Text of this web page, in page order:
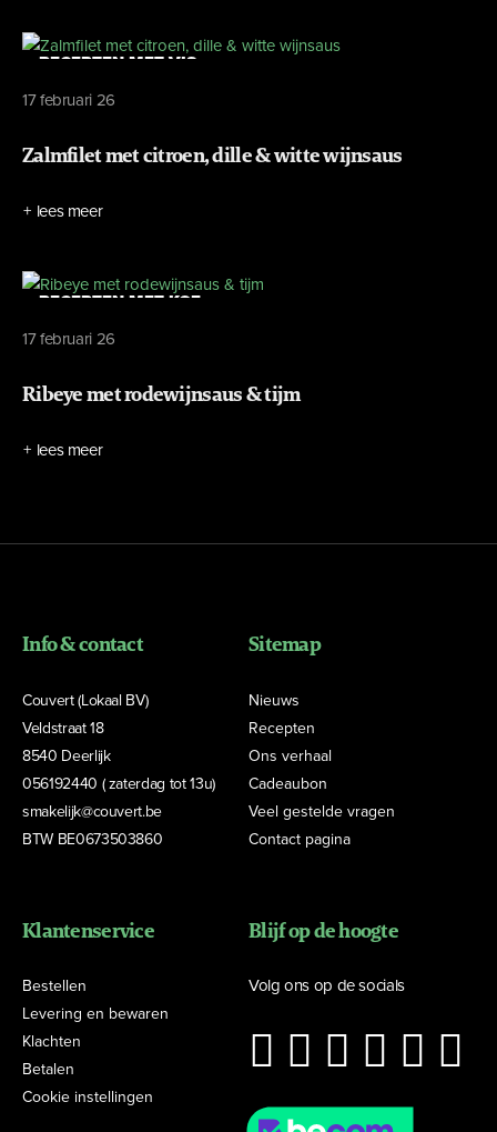
Home
Cadeaubon
Veel gestelde vragen
Contact pagina
RECEPTEN MET VIS
17 februari 26
Zalmfilet met citroen, dille & witte wijnsaus
lees meer
RECEPTEN MET KOE
17 februari 26
Ribeye met rodewijnsaus & tijm
lees meer
Info & contact
Couvert (Lokaal BV)
Veldstraat 18
8540 Deerlijk
056192440 ( zaterdag tot 13u)
smakelijk@couvert.be
BTW BE0673503860
Sitemap
Nieuws
Recepten
Ons verhaal
Cadeaubon
Veel gestelde vragen
Contact pagina
Klantenservice
Bestellen
Levering en bewaren
Klachten
Betalen
Cookie instellingen
Blijf op de hoogte
Volg ons op de socials